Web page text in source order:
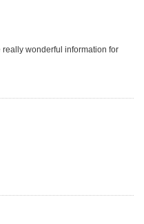
really wonderful information for